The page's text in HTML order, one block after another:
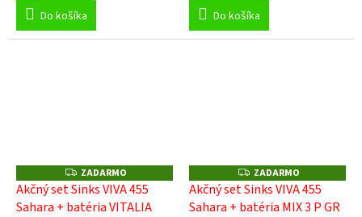
Do košíka
Do košíka
Z
A
D
A
ZADARMO
Akčný set Sinks VIVA 455
Sahara + batéria VITALIA
Z
A
D
A
ZADARMO
Akčný set Sinks VIVA 455
Sahara + batéria MIX 3 P GR